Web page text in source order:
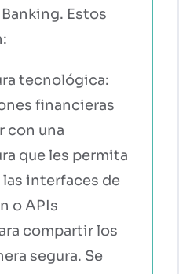
Estos
tecnológica:
financieras
con una
que les permita
interfaces de
o APIs
compartir los
segura. Se